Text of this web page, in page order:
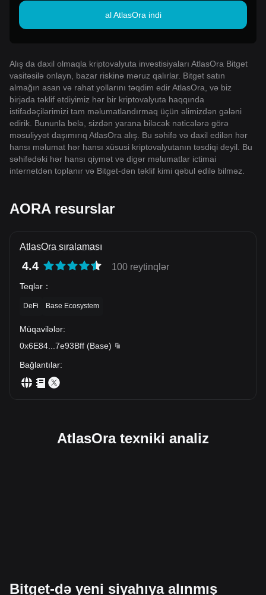
al AtlasOra indi
Alış da daxil olmaqla kriptovalyuta investisiyaları AtlasOra Bitget
vasitəsilə onlayn, bazar riskinə məruz qalırlar. Bitget satın
almağın asan və rahat yollarını təqdim edir AtlasOra, və biz
birjada təklif etdiyimiz hər bir kriptovalyuta haqqında
istifadəçilərimizi tam məlumatlandırmaq üçün əlimizdən gələni
edirik. Bununla belə, sizdən yarana biləcək nəticələrə görə
məsuliyyət daşımırıq AtlasOra alış. Bu səhifə və daxil edilən hər
hansı məlumat hər hansı xüsusi kriptovalyutanın təsdiqi deyil. Bu
səhifədəki hər hansı qiymət və digər məlumatlar ictimai
internetdən toplanır və Bitget-dən təklif kimi qəbul edilə bilməz.
AORA resurslar
AtlasOra sıralaması
4.4 100 reytinqlər
Teqlər ：
DeFi Base Ecosystem
Müqavilələr:
0x6E84
7e93Bff (Base)
Bağlantılar:
AtlasOra texniki analiz
Bitget-də yeni siyahıya alınmış